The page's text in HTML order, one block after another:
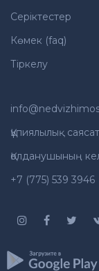
Серіктестер
Көмек (faq)
Тіркелу
Құпиялылық
Қолданушының
+7 (775) 539 3946